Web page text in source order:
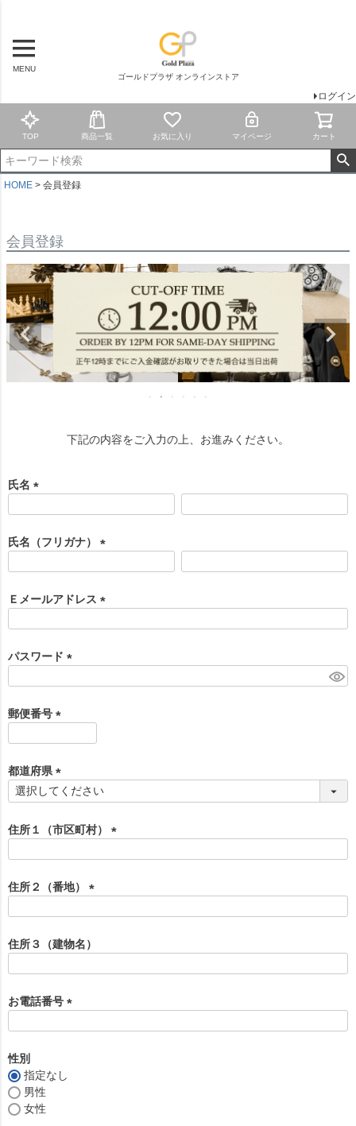
MENU
ゴールドプラザ オンラインストア
ログイン
TOP 商品一覧 お気に入り マイページ カート
HOME 会員登録
会員登録
下記の内容をご入力の上、お進みください。
氏名
須
)
氏名（フリガナ）
須
)
Ｅメールアドレス
)
パスワード
)
郵便番号
須
)
都道府県
(
須
)
住所１（市区町村）
)
住所２（番地）
須
)
住所３（建物名）
お電話番号
性別
指定なし
男性
女性